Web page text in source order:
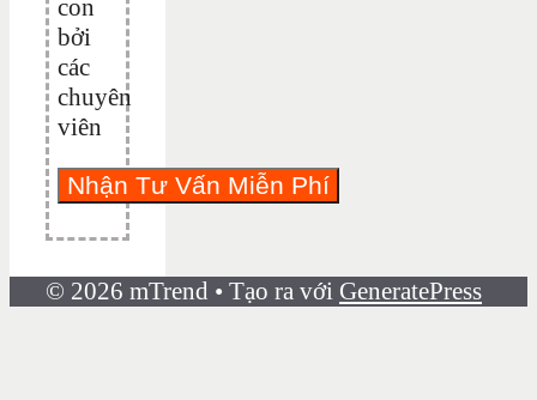
con
bởi
các
chuyên
viên
© 2026 mTrend • Tạo ra với GeneratePress